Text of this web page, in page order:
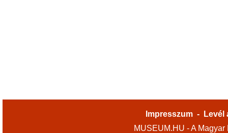
Impresszum -
Levél
MUSEUM.HU - A